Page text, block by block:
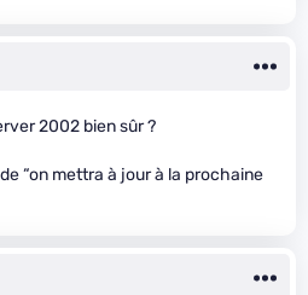
2002 bien sûr ?
“on mettra à jour à la prochaine